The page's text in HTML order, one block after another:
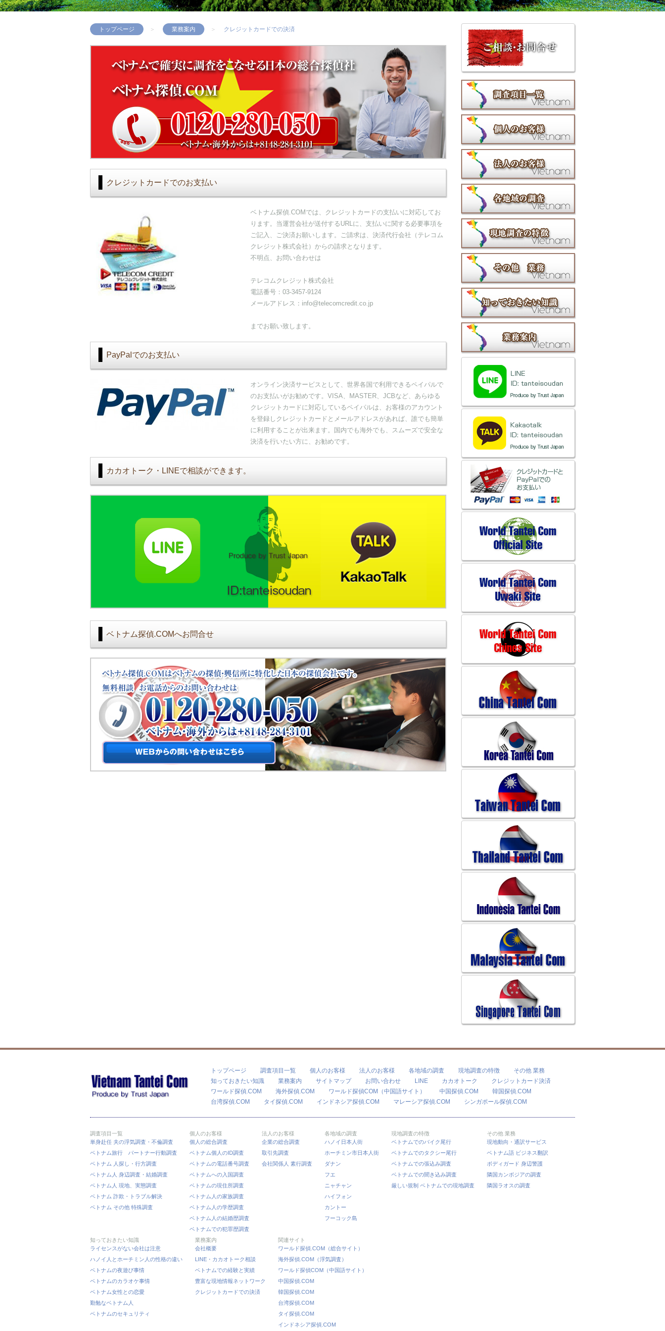
トップページ 業務案内 クレジットカードでの決済
クレジットカードでのお支払い
ベトナム探偵.COMでは、クレジットカードの支払いに対応してお
ります。当運営会社が送付するURLに、支払いに関する必要事項を
ご記入、ご決済お願いします。ご請求は、決済代行会社（テレコム
クレジット株式会社）からの請求となります。
不明点、お問い合わせは
テレコムクレジット株式会社
電話番号：03-3457-9124
メールアドレス：info@telecomcredit.co.jp
までお願い致します。
PayPalでのお支払い
オンライン決済サービスとして、世界各国で利用できるペイパルで
のお支払いがお勧めです。VISA、MASTER、JCBなど、あらゆる
クレジットカードに対応しているペイパルは、お客様のアカウント
を登録しクレジットカードとメールアドレスがあれば、誰でも簡単
に利用することが出来ます。国内でも海外でも、スムーズで安全な
決済を行いたい方に、お勧めです。
カカオトーク・LINEで相談ができます。
ベトナム探偵.COMへお問合せ
トップページ 調査項目一覧 個人のお客様 法人のお客様 各地域の調査 現地調査の特徴
その他 業務
知っておきたい知識
業務案内 サイトマップ お問い合わせ LINE カカオトーク
クレジットカード決済
ワールド探偵.COM
海外探偵.COM ワールド探偵COM（中国語サイト） 中国探偵.COM
韓国探偵.COM
台湾探偵.COM
タイ探偵.COM インドネシア探偵.COM マレーシア探偵.COM シンガポール探偵.COM
調査項目一覧
単身赴任 夫の浮気調査・不倫調査
ベトナム旅行 パートナー行動調査
ベトナム 人探し・行方調査
ベトナム人 身辺調査・結婚調査
ベトナム人 現地、実態調査
ベトナム 詐欺・トラブル解決
ベトナム その他 特殊調査
個人のお客様
個人の総合調査
ベトナム個人のID調査
ベトナムの電話番号調査
ベトナムへの入国調査
ベトナムの現住所調査
ベトナム人の家族調査
ベトナム人の学歴調査
ベトナム人の結婚歴調査
ベトナムでの犯罪歴調査
法人のお客様
企業の総合調査
取引先調査
会社関係人 素行調査
各地域の調査
ハノイ日本人街
ホーチミン市日本人街
ダナン
フエ
ニャチャン
ハイフォン
カントー
フーコック島
現地調査の特徴
ベトナムでのバイク尾行
ベトナムでのタクシー尾行
ベトナムでの張込み調査
ベトナムでの聞き込み調査
厳しい規制 ベトナムでの現地調査
その他 業務
現地動向・通訳サービス
ベトナム語 ビジネス翻訳
ボディガード 身辺警護
隣国カンボジアの調査
隣国ラオスの調査
知っておきたい知識
ライセンスがない会社は注意
ハノイ人とホーチミン人の性格の違い
ベトナムの夜遊び事情
ベトナムのカラオケ事情
ベトナム女性との恋愛
勤勉なベトナム人
ベトナムのセキュリティ
業務案内
会社概要
LINE・カカオトーク相談
ベトナムでの経験と実績
豊富な現地情報ネットワーク
クレジットカードでの決済
関連サイト
ワールド探偵.COM（総合サイト）
海外探偵.COM（浮気調査）
ワールド探偵COM（中国語サイト）
中国探偵.COM
韓国探偵.COM
台湾探偵.COM
タイ探偵.COM
インドネシア探偵.COM